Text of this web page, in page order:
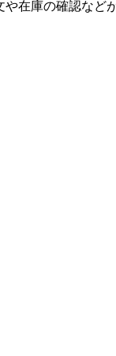
在庫の確認など